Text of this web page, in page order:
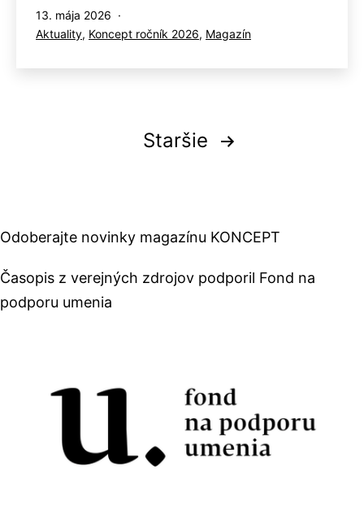
Publikované
13. mája 2026
Kategorizované
Aktuality, Koncept ročník 2026, Magazín
Stránkovanie
Staršie
Odoberajte novinky magazínu KONCEPT
Časopis z verejných zdrojov podporil Fond na
podporu umenia